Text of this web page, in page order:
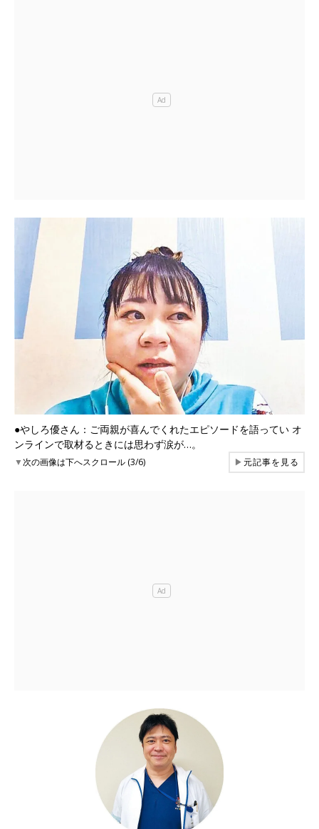
●やしろ優さん：ご両親が喜んでくれたエピソードを語ってい オ
ンラインで取材るときには思わず涙が…。
▼次の画像は下へスクロール (3/6) ▶元記事を見る